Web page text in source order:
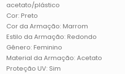
acetato/plástico
Cor: Preto
Cor da Armação: Marrom
Estilo da Armação: Redondo
Gênero: Feminino
Material da Armação: Acetato
Proteção UV: Sim